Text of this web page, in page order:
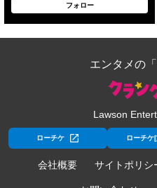
フォロー
エンタメの
Lawson
ローチケ ローチケ
会社概要 サイトポリシ